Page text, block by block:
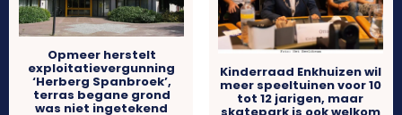
Opmeer herstelt
exploitatievergunning
‘Herberg Spanbroek’,
terras begane grond
was niet ingetekend
Kinderraad Enkhuizen wil
meer speeltuinen voor 10
tot 12 jarigen, maar